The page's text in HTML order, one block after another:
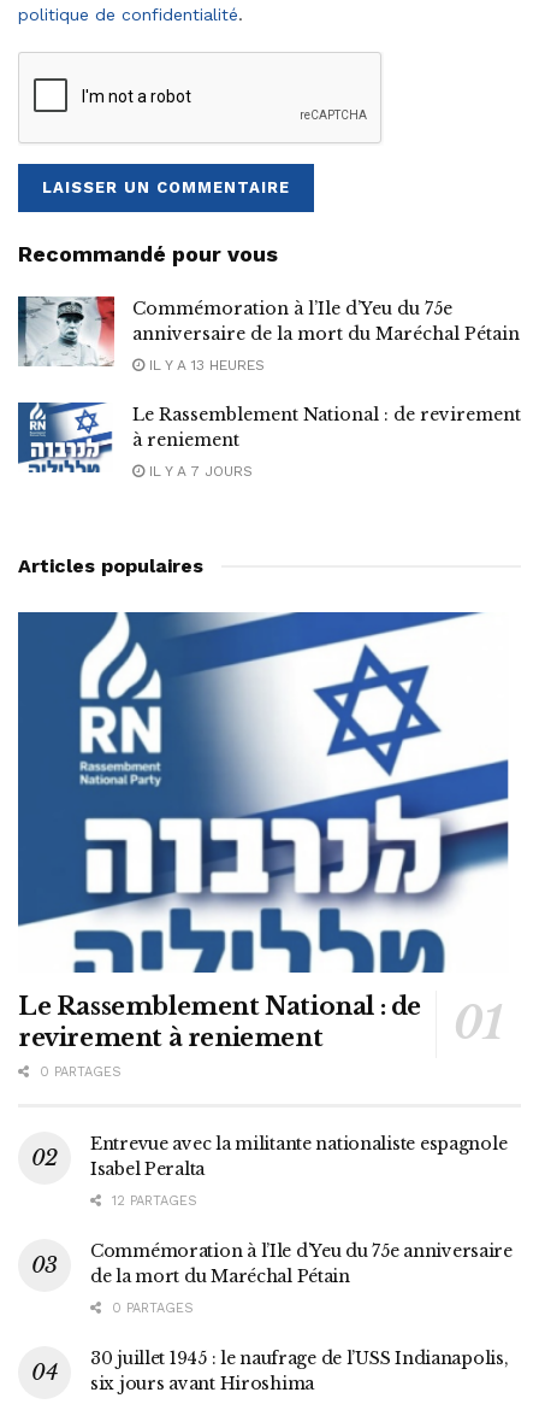
politique de confidentialité.
Recommandé pour vous
Commémoration à l’Ile d’Yeu du 75e
anniversaire de la mort du Maréchal Pétain
IL Y A 13 HEURES
Le Rassemblement National : de revirement
à reniement
IL Y A 7 JOURS
Articles populaires
Le Rassemblement National : de
revirement à reniement
0 PARTAGES
Entrevue avec la militante nationaliste espagnole
Isabel Peralta
12 PARTAGES
Commémoration à l’Ile d’Yeu du 75e anniversaire
de la mort du Maréchal Pétain
0 PARTAGES
30 juillet 1945 : le naufrage de l’USS Indianapolis,
six jours avant Hiroshima